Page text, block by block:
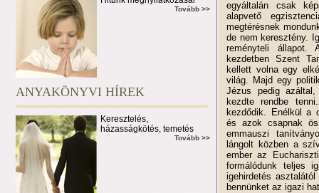
egyáltalán csak
alapvető
megtérésnek
de nem keresztény.
reményteli állapot.
kezdetben Szent
kellett volna egy
világ. Majd egy
Jézus pedig
kezdte rendbe
kezdődik. Enélkül a
és azok csapnak
emmauszi
lángolt közben a
ember az
formálódunk teljes
igehirdetés
bennünket az igazi
Tovább >>
ANYAKÖNYVI HÍREK
Keresztelés,
házasságkötés, temetés
Tovább >>